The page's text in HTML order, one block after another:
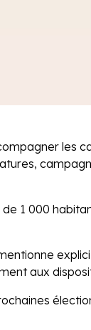
les
1 000
aux